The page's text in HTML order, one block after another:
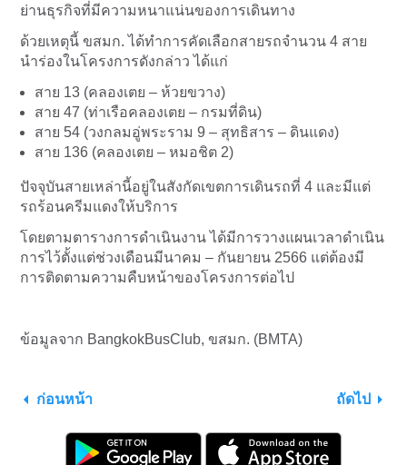
ย่านธุรกิจที่มีความหนาแน่นของการเดินทาง
ด้วยเหตุนี้ ขสมก. ได้ทำการคัดเลือกสายรถจำนวน 4 สาย
นำร่องในโครงการดังกล่าว ได้แก่
สาย 13 (คลองเตย – ห้วยขวาง)
สาย 47 (ท่าเรือคลองเตย – กรมที่ดิน)
สาย 54 (วงกลมอู่พระราม 9 – สุทธิสาร – ดินแดง)
สาย 136 (คลองเตย – หมอชิต 2)
ปัจจุบันสายเหล่านี้อยู่ในสังกัดเขตการเดินรถที่ 4 และมีแต่
รถร้อนครีมแดงให้บริการ
โดยตามตารางการดำเนินงาน ได้มีการวางแผนเวลาดำเนิน
การไว้ตั้งแต่ช่วงเดือนมีนาคม – กันยายน 2566 แต่ต้องมี
การติดตามความคืบหน้าของโครงการต่อไป
ข้อมูลจาก BangkokBusClub, ขสมก. (BMTA)
ก่อนหน้า ถัดไป